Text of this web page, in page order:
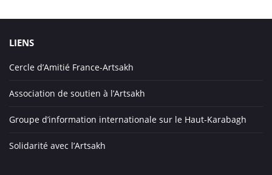
LIENS
Cercle d’Amitié France-Artsakh
Association de soutien à l’Artsakh
Groupe d’information internationale sur le Haut-Karabagh
Solidarité avec l’Artsakh